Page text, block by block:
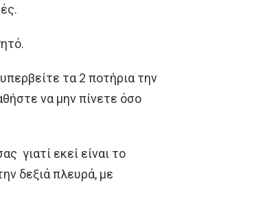
τα 2 ποτήρια την
να μην πίνετε όσο
γιατί εκεί είναι το
δεξιά πλευρά, με